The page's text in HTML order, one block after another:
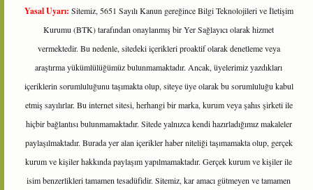
Yasal Uyarı: Sitemiz, 5651 Sayılı Kanun gereğince Bilgi Teknolojileri ve İletişim
Kurumu (BTK) tarafından onaylanmış bir Yer Sağlayıcı olarak hizmet
vermektedir. Bu nedenle, sitedeki içerikleri proaktif olarak denetleme veya
araştırma yükümlülüğümüz bulunmamaktadır. Ancak, üyelerimiz yazdıkları
içeriklerin sorumluluğunu taşımakta olup, siteye üye olarak bu sorumluluğu kabul
etmiş sayılırlar. Bu internet sitesi, herhangi bir marka, kurum veya şahıs şirketi ile
hiçbir bağlantısı bulunmamaktadır. Sitede yalnızca kendi hazırladığımız makaleler
paylaşılmaktadır. Burada yer alan içerikler haber niteliği taşımamakta olup, gerçek
kurum ve kişiler hakkında paylaşım yapılmamaktadır. Gerçek kurum ve kişiler ile
isim benzerlikleri tamamen tesadüfidir. Sitemiz, kar amacı gütmeyen ve tamamen